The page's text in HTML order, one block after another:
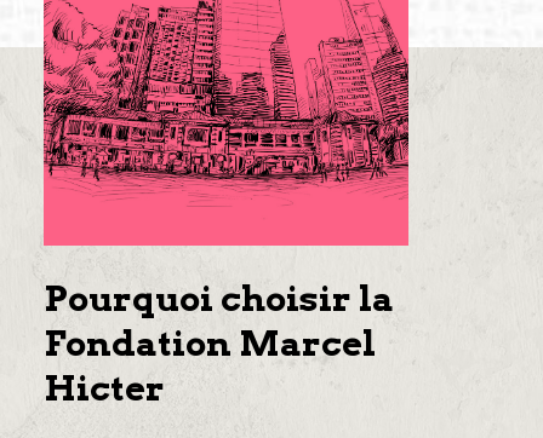
Pourquoi choisir la
Fondation Marcel
Hicter